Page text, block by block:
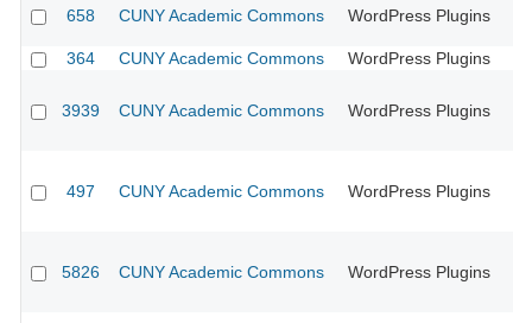
658 CUNY Academic Commons WordPress Plugins
364 CUNY Academic Commons WordPress Plugins
3939 CUNY Academic Commons WordPress Plugins
497 CUNY Academic Commons WordPress Plugins
5826 CUNY Academic Commons WordPress Plugins